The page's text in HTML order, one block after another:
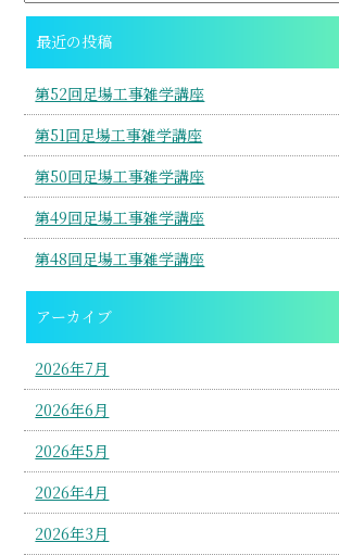
最近の投稿
第52回足場工事雑学講座
第51回足場工事雑学講座
第50回足場工事雑学講座
第49回足場工事雑学講座
第48回足場工事雑学講座
アーカイブ
2026年7月
2026年6月
2026年5月
2026年4月
2026年3月